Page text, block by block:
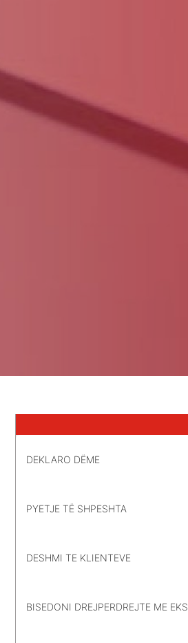
DEKLARO DËME
PYETJE TË SHPESHTA
DESHMI TE KLIENTEVE
BISEDONI DREJPERDREJTE ME